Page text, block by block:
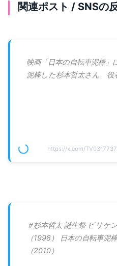
関連ポスト / SNSの
映画「日本の自転車泥棒
泥棒した杉本哲太さん 役
https://x.com/
＃杉本哲太 誕生祭 ビリケ
（1998） 日本の自転車
（2010）